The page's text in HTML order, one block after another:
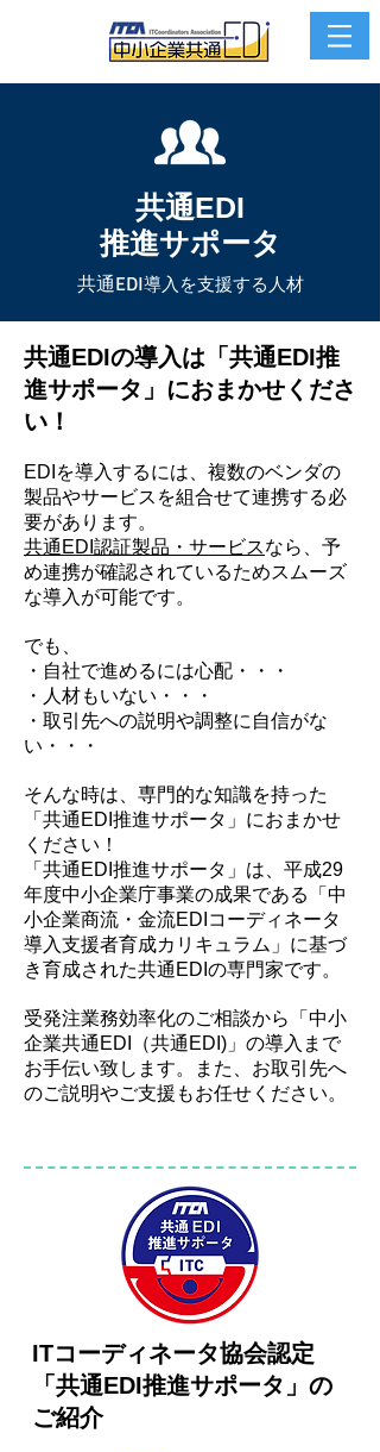
共通EDI
推進サポータ
​共通EDI導入を支援する人材
共通EDIの導入は「共通EDI推
進サポータ」におまかせくださ
い！
EDIを導入するには、複数のベンダの
製品やサービスを組合せて連携する必
要があります。
共通EDI認証製品・サービスなら、予
め連携が確認されているためスムーズ
な導入が可能です。
でも、
・自社で進めるには心配・・・
・人材もいない・・・
・取引先への説明や調整に自信がな
い・・・
そんな時は、専門的な知識を持った
「共通EDI推進サポータ」におまかせ
ください！
「共通EDI推進サポータ」は、 平成29
年度中小企業庁事業の成果である「中
小企業商流・金流EDIコーディネータ
導入支援者育成カリキュラム」に基づ
き育成された共通EDIの専門家です。
受発注業務効率化のご相談から「中小
企業共通EDI（共通EDI)」の導入まで
お手伝い致します。また、お取引先へ
のご説明やご支援もお任せください。
ITコーディネータ協会認定
「共通EDI推進サポータ」の
ご紹介